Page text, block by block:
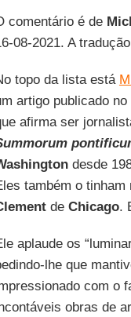
comentário é de
08-2021. A
topo da lista está
artigo publicado no
afirma ser
desde
também o tinham
de Chicago.
aplaude os
lhe que
com o
obras de